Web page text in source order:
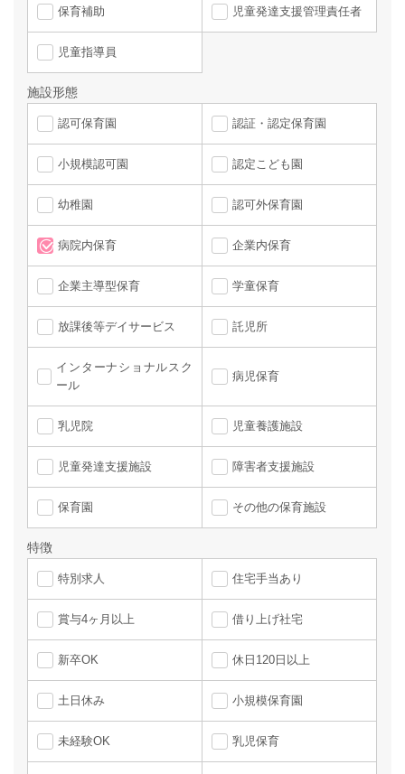
保育補助 児童発達支援管理責任者
児童指導員
施設形態
認可保育園 認証・認定保育園
小規模認可園 認定こども園
幼稚園 認可外保育園
病院内保育 企業内保育
企業主導型保育 学童保育
放課後等デイサービス 託児所
インターナショナルスク
ール
病児保育
乳児院 児童養護施設
児童発達支援施設 障害者支援施設
保育園 その他の保育施設
特徴
特別求人 住宅手当あり
賞与4ヶ月以上 借り上げ社宅
新卒OK 休日120日以上
土日休み 小規模保育園
未経験OK 乳児保育